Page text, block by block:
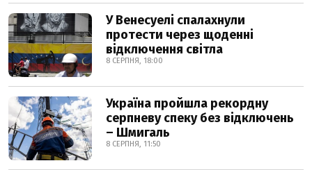
У Венесуелі спалахнули
протести через щоденні
відключення світла
8 СЕРПНЯ, 18:00
Україна пройшла рекордну
серпневу спеку без відключень
– Шмигаль
8 СЕРПНЯ, 11:50